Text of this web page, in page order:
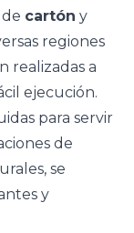
cartón
regiones
realizadas a
ejecución.
para servir
de
, se
y